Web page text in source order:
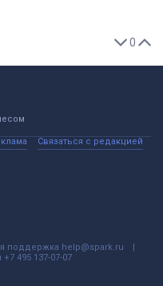
0
Связаться с редакцией
поддержка help@spark.ru
+7 495 137-07-07